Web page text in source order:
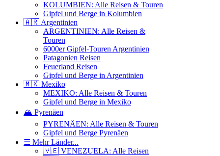
KOLUMBIEN: Alle Reisen & Touren
Gipfel und Berge in Kolumbien
🇦🇷 Argentinien
ARGENTINIEN: Alle Reisen &
Touren
6000er Gipfel-Touren Argentinien
Patagonien Reisen
Feuerland Reisen
Gipfel und Berge in Argentinien
🇲🇽 Mexiko
MEXIKO: Alle Reisen & Touren
Gipfel und Berge in Mexiko
🏔️ Pyrenäen
PYRENÄEN: Alle Reisen & Touren
Gipfel und Berge Pyrenäen
☰ Mehr Länder...
🇻🇪 VENEZUELA: Alle Reisen